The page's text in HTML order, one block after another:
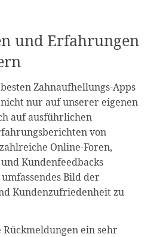
und Erfahrungen
Zahnaufhellungs-Apps
nur auf unserer eigenen
auf ausführlichen
von
Online-Foren,
Kundenfeedbacks
Bild der
Kundenzufriedenheit zu
Rückmeldungen ein sehr